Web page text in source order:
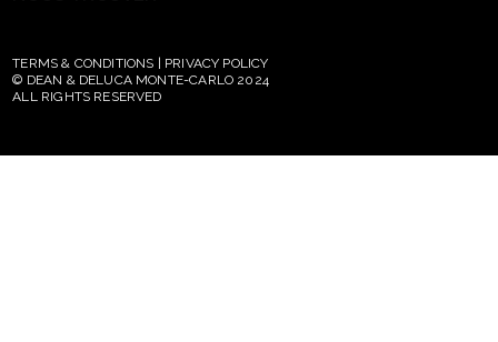
TERMS & CONDITIONS | PRIVACY POLICY
© DEAN & DELUCA MONTE-CARLO 2024
ALL RIGHTS RESERVED